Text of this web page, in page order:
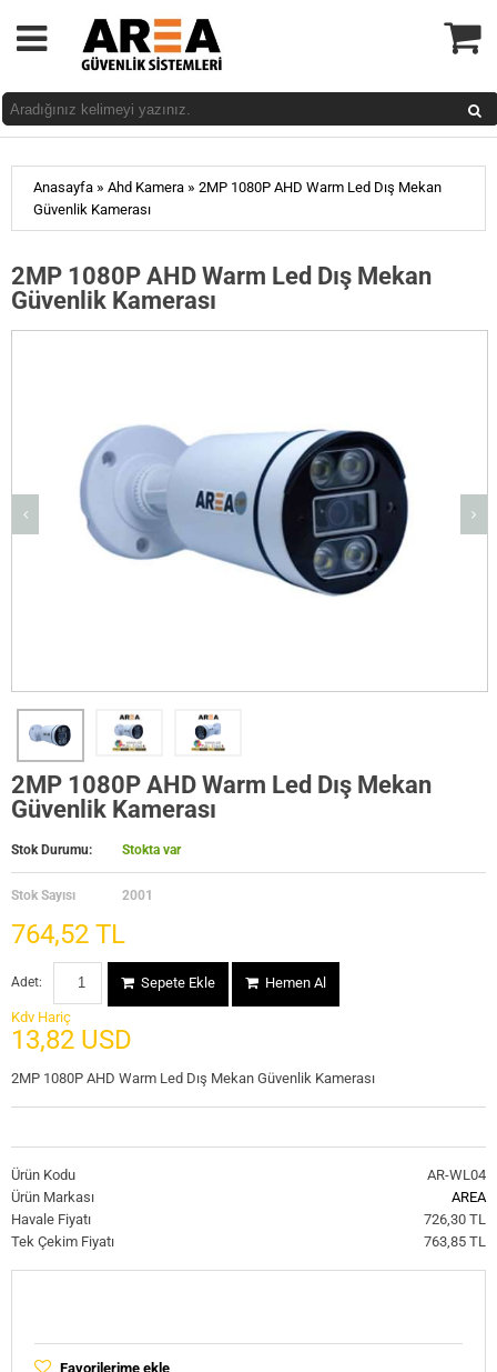
Anasayfa » Ahd Kamera » 2MP 1080P AHD Warm Led Dış Mekan
Güvenlik Kamerası
2MP 1080P AHD Warm Led Dış Mekan
Güvenlik Kamerası
2MP 1080P AHD Warm Led Dış Mekan
Güvenlik Kamerası
Stok Durumu: Stokta var
Stok Sayısı 2001
764,52 TL
Adet: Sepete Ekle Hemen Al
Kdv Hariç
13,82 USD
2MP 1080P AHD Warm Led Dış Mekan Güvenlik Kamerası
Ürün Kodu
AR-WL04
Ürün Markası
AREA
Havale Fiyatı
726,30 TL
Tek Çekim Fiyatı
763,85 TL
Favorilerime ekle